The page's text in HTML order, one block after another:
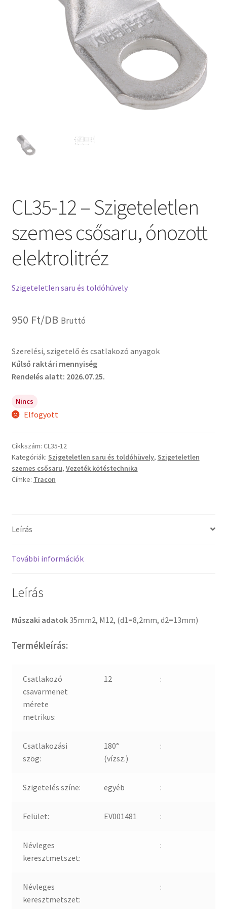
CL35-12 – Szigeteletlen
szemes csősaru, ónozott
elektrolitréz
Szigeteletlen saru és toldóhüvely
950 Ft/DB Bruttó
Szerelési, szigetelő és csatlakozó anyagok
Kűlső raktári mennyiség
Rendelés alatt: 2026.07.25.
Nincs
Elfogyott
Cikkszám: CL35-12
Kategóriák: Szigeteletlen saru és toldóhüvely, Szigeteletlen
szemes csősaru, Vezeték kötéstechnika
Címke: Tracon
Leírás
További információk
Leírás
Műszaki adatok35mm2, M12, (d1=8,2mm, d2=13mm)
Termékleírás:
Csatlakozó
csavarmenet
mérete
metrikus:
12 :
Csatlakozási
szög:
180°
(vízsz.)
:
Szigetelés színe: egyéb :
Felület: EV001481 :
Névleges
keresztmetszet:
:
Névleges
keresztmetszet:
: